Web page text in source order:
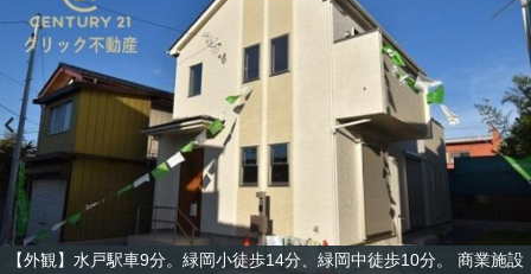
【外観】水戸駅車9分。緑岡小徒歩14分、緑岡中徒歩10分。 商業施設